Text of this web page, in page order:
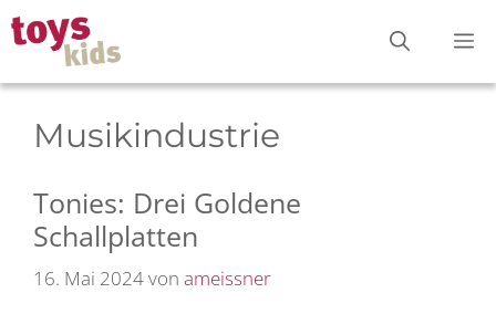
Zum
Inhalt
springen
Musikindustrie
Tonies: Drei Goldene
Schallplatten
16. Mai 2024von ameissner